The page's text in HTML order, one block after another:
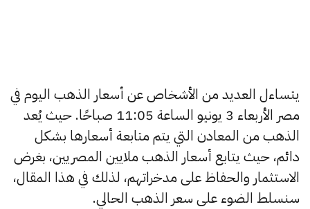
يتساءل العديد من الأشخاص عن أسعار الذهب اليوم في
مصر الأربعاء 3 يونيو الساعة 11:05 صباحًا. حيث يُعد
الذهب من المعادن التي يتم متابعة أسعارها بشكل
دائم، حيث يتابع أسعار الذهب ملايين المصريين، بغرض
الاستثمار والحفاظ على مدخراتهم، لذلك في هذا المقال،
سنسلط الضوء على سعر الذهب الحالي.